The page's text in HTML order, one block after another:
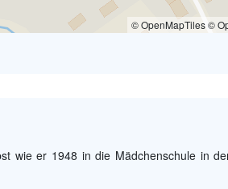
© OpenMapTiles ©
wie er 1948 in die Mädchenschule in